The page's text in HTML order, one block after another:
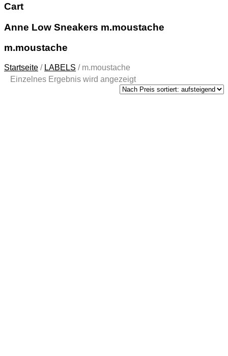
Cart
Anne Low Sneakers m.moustache
m.moustache
Startseite / LABELS / m.moustache
Einzelnes Ergebnis wird angezeigt